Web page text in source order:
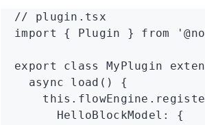
// plugin.tsx
import { Plugin } from
export class MyPlugin
  async
load () {
    this
. flowEngine
      HelloBlockModel
: {